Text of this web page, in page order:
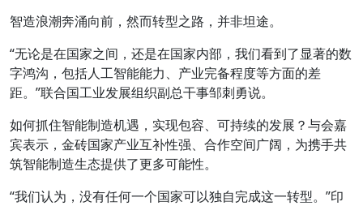
智造浪潮奔涌向前，然而转型之路，并非坦途。
“无论是在国家之间，还是在国家内部，我们看到了显著的数
字鸿沟，包括人工智能能力、产业完备程度等方面的差
距。”联合国工业发展组织副总干事邹刺勇说。
如何抓住智能制造机遇，实现包容、可持续的发展？与会嘉
宾表示，金砖国家产业互补性强、合作空间广阔，为携手共
筑智能制造生态提供了更多可能性。
“我们认为，没有任何一个国家可以独自完成这一转型。”印